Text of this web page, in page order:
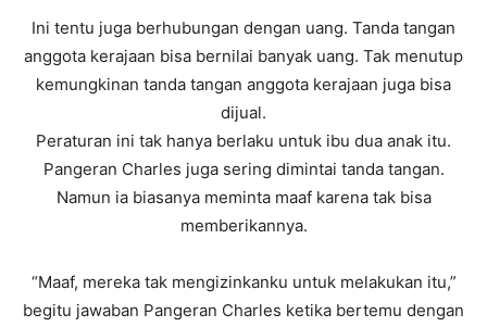
Ini tentu juga berhubungan dengan uang. Tanda tangan
anggota kerajaan bisa bernilai banyak uang. Tak menutup
kemungkinan tanda tangan anggota kerajaan juga bisa
dijual.
Peraturan ini tak hanya berlaku untuk ibu dua anak itu.
Pangeran Charles juga sering dimintai tanda tangan.
Namun ia biasanya meminta maaf karena tak bisa
memberikannya.
“Maaf, mereka tak mengizinkanku untuk melakukan itu,”
begitu jawaban Pangeran Charles ketika bertemu dengan